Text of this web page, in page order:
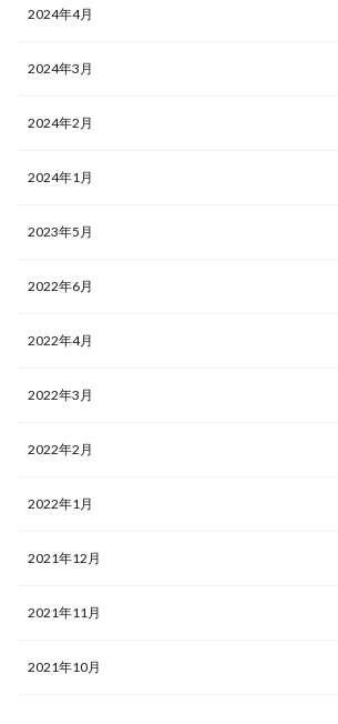
2024年4月
2024年3月
2024年2月
2024年1月
2023年5月
2022年6月
2022年4月
2022年3月
2022年2月
2022年1月
2021年12月
2021年11月
2021年10月